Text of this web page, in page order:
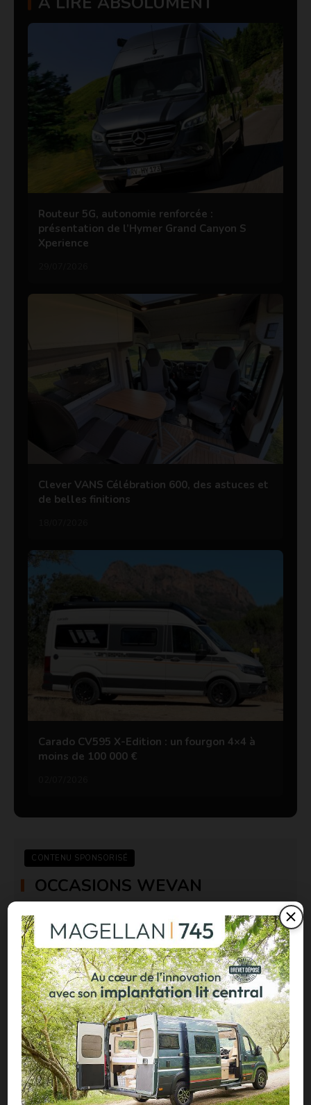
Routeur 5G, autonomie renforcée :
présentation de l’Hymer Grand Canyon S
Xperience
Clever VANS Célébration 600, des astuces et
de belles finitions
Carado CV595 X-Edition : un fourgon 4×4 à
moins de 100 000 €
CONTENU SPONSORISÉ
OCCASIONS WEVAN
Achetez dès maintenant votre van